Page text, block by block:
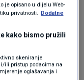
organizaciji
većine u
njima deset od
se HDZ odazvati
jezik. Svi
je opisano u dijelu Web-
privatnosti.
Dodatne
kako bismo pružili
skeniranje
ili pristup podacima na
oglašavanja i